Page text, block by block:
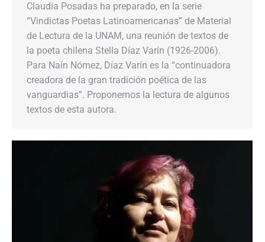
Claudia Posadas ha preparado, en la serie
“Vindictas Poetas Latinoamericanas” de Material
de Lectura de la UNAM, una reunión de textos de
la poeta chilena Stella Díaz Varín (1926-2006).
Para Naín Nómez, Díaz Varín es la “continuadora
creadora de la gran tradición poética de las
vanguardias”. Proponemos la lectura de algunos
textos de esta autora.